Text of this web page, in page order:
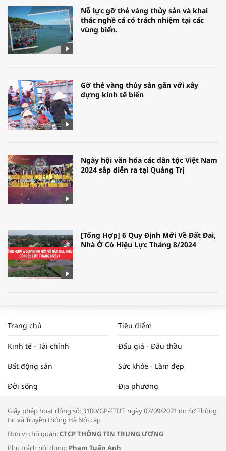
Nỗ lực gỡ thẻ vàng thủy sản và khai
thác nghề cá có trách nhiệm tại các
vùng biển.
Gỡ thẻ vàng thủy sản gắn với xây
dựng kinh tế biển
Ngày hội văn hóa các dân tộc Việt Nam
2024 sắp diễn ra tại Quảng Trị
[Tổng Hợp] 6 Quy Định Mới Về Đất Đai,
Nhà Ở Có Hiệu Lực Tháng 8/2024
NAM NĂM 2024 VÀ NĂM 2025 | NHỊP
ĐẬP THỊ TRƯỜNG #62
Tọa đàm “Xúc tiến thương mại: Khơi
Trang chủ Tiêu điểm
Kinh tế - Tài chính Đấu giá - Đấu thầu
Bất động sản Sức khỏe - Làm đẹp
Đời sống Địa phương
Giấy phép hoạt động số: 3100/GP-TTĐT, ngày 07/09/2021 do Sở Thông
tin và Truyền thông Hà Nội cấp
Đơn vị chủ quản:CTCP THÔNG TIN TRUNG ƯƠNG
Phụ trách nội dung: Phạm Tuấn Anh